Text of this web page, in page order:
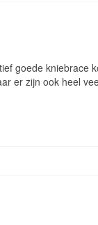
goede kniebrace
er zijn ook heel